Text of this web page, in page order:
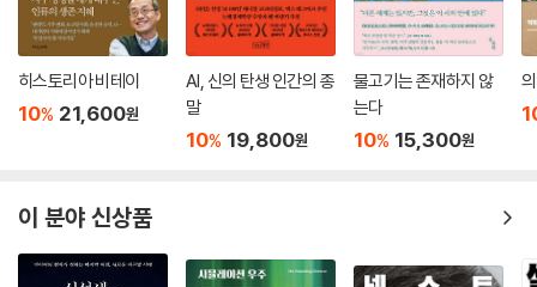
(1) 코일론: 만물을 잉태하는 우주의 자궁
(2) 아누: 양자장 이론을 뛰어넘는 궁극의 역학 픽셀
(3) 4단계 에테르: 보이지 않는 우주적 작업장
(4) 수소(H): 차원을 잇는 최초의 인터페이스
(5) 물성을 결정하는 7가지 기하학적 원형
3) 마법이 곧 기술이 되는 미래
(2) 중력 제어: 하늘을 유영하는 도시의 실현
히스토리아 비테이
10% 21,600원
AI, 신의 탄생 인간의 종
말
10% 19,800원
물고기는 존재하지 않
는다
10% 15,300원
이 분야 신상품